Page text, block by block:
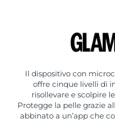
Il dispositivo con
offre cinque livelli di
risollevare e scolpire
Protegge la pelle grazie
abbinato a un’app che